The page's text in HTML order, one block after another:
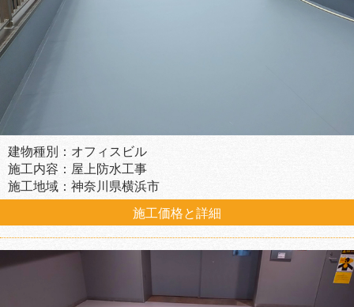
建物種別：オフィスビル
施工内容：屋上防水工事
施工地域：神奈川県横浜市
施工価格と詳細